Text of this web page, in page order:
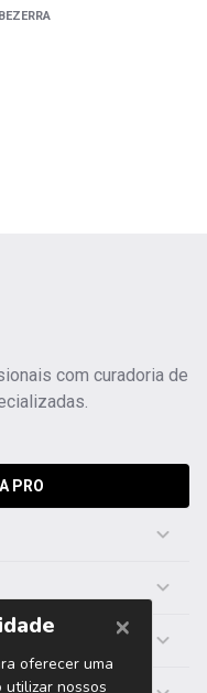
com curadoria de
PRO